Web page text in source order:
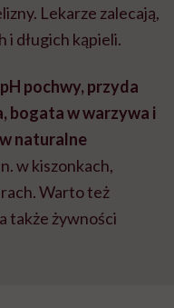
Lekarze zalecają,
i długich kąpieli.
pochwy, przyda
bogata w warzywa i
naturalne
w kiszonkach,
Warto też
także żywności